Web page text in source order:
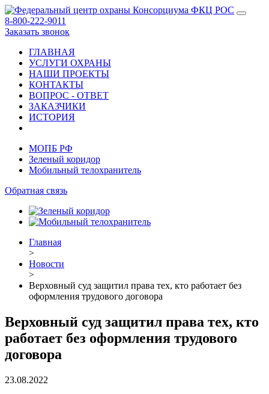
8-800-222-9011
Заказать звонок
ГЛАВНАЯ
УСЛУГИ ОХРАНЫ
НАШИ ПРОЕКТЫ
КОНТАКТЫ
ВОПРОС - ОТВЕТ
ЗАКАЗЧИКИ
ИСТОРИЯ
МОПБ РФ
Зеленый коридор
Мобильный телохранитель
Обратная связь
Главная
>
Новости
>
Верховный суд защитил права тех, кто работает без
оформления трудового договора
Верховный суд защитил права тех, кто
работает без оформления трудового
договора
23.08.2022